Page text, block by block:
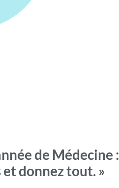
de Médecine :
et donnez tout. »